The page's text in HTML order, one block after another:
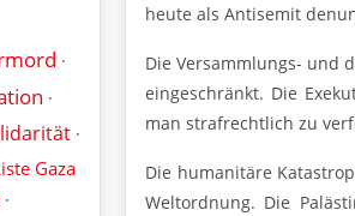
·
·
·
Gaza
·
heute als Antisemit
Die Versammlungs- und
eingeschränkt. Die
man strafrechtlich zu
Die humanitäre
Weltordnung. Die